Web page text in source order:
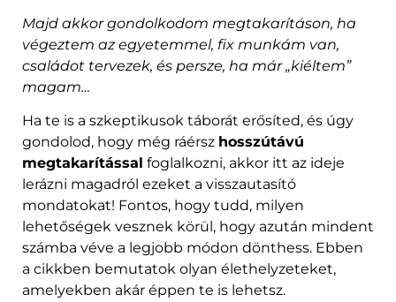
Majd akkor gondolkodom megtakarításon, ha
végeztem az egyetemmel, fix munkám van,
családot tervezek, és persze, ha már „kiéltem”
magam…
Ha te is a szkeptikusok táborát erősíted, és úgy
gondolod, hogy még ráérsz hosszútávú
megtakarítással foglalkozni, akkor itt az ideje
lerázni magadról ezeket a visszautasító
mondatokat! Fontos, hogy tudd, milyen
lehetőségek vesznek körül, hogy azután mindent
számba véve a legjobb módon dönthess. Ebben
a cikkben bemutatok olyan élethelyzeteket,
amelyekben akár éppen te is lehetsz.